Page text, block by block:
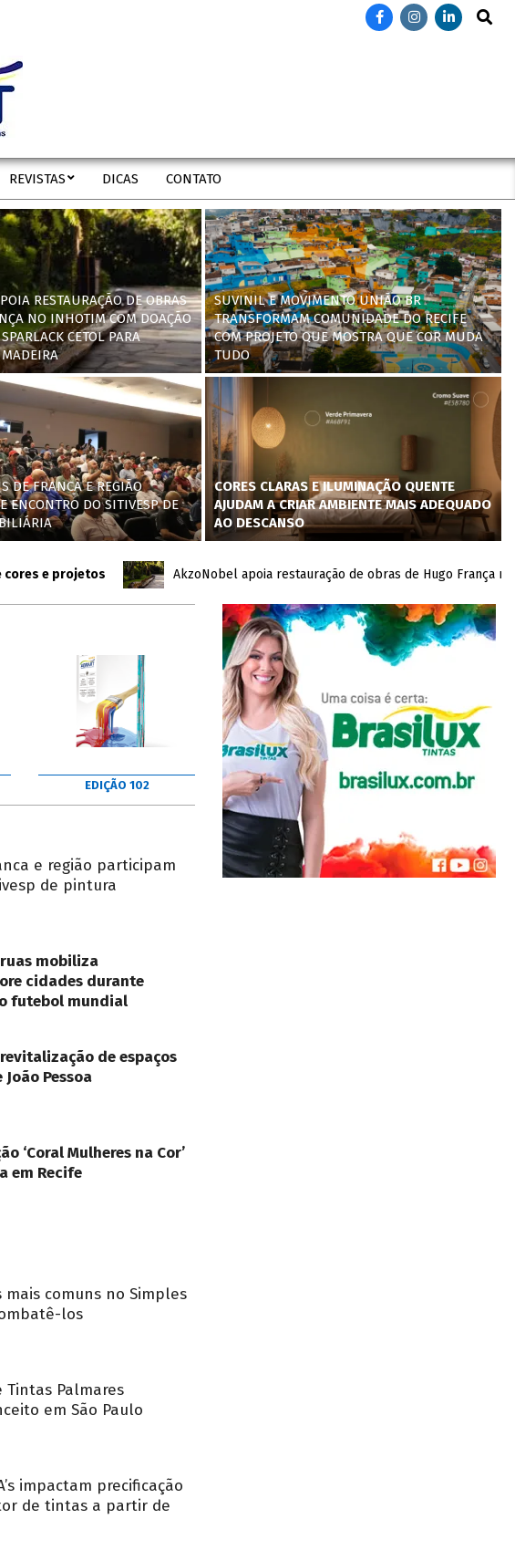
Search
REVISTAS DICAS CONTATO
RESTAURAÇÃO DE OBRAS
NO INHOTIM COM DOAÇÃO
CETOL PARA
MADEIRA
SUVINIL E MOVIMENTO UNIÃO BR
TRANSFORMAM COMUNIDADE DO RECIFE
COM PROJETO QUE MOSTRA QUE COR MUDA
TUDO
DE FRANCA E REGIÃO
ENCONTRO DO SITIVESP DE
CORES CLARAS E ILUMINAÇÃO QUENTE
AJUDAM A CRIAR AMBIENTE MAIS ADEQUADO
AO DESCANSO
e projetos AkzoNobel apoia restauração de obras de Hugo França no
EDIÇÃO 102
e região participam
de pintura
mobiliza
cidades durante
futebol mundial
de espaços
Pessoa
‘Coral Mulheres na Cor’
em Recife
mais comuns no Simples
los
Tintas Palmares
em São Paulo
impactam precificação
de tintas a partir de